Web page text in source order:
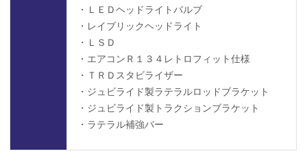
・ＬＥＤヘッドライトバルブ
・レイブリックヘッドライト
・ＬＳＤ
・エアコンＲ１３４レトロフィット仕様
・ＴＲＤスタビライザー
・ジュビライド製ラテラルロッドブラケット
・ジュビライド製トラクションブラケット
・ラテラル補強バー